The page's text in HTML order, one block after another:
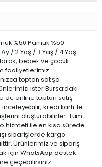
%50 Pamuk %50
/ 2 Yaş / 3 Yaş / 4 Yaş
bebek ve çocuk
faaliyetlerimiz
toptan satışa
ister Bursa’daki
de online toptan satış
kredi kartı ile
oluşturabilirler. Tüm
hizmeti ile en kısa sürede
siparişlerde kargo
Ürünlerimiz ve sipariş
için WhatsApp destek
geçebilirsiniz.